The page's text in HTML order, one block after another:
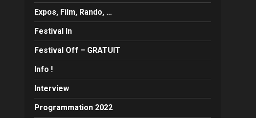
Expos, Film, Rando, …
Festival In
Festival Off – GRATUIT
Info !
Interview
Programmation 2022